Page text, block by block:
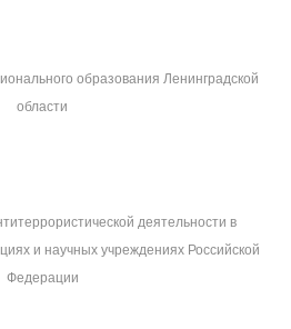
образования Ленинградской
области
деятельности в
и научных учреждениях Российской
Федерации